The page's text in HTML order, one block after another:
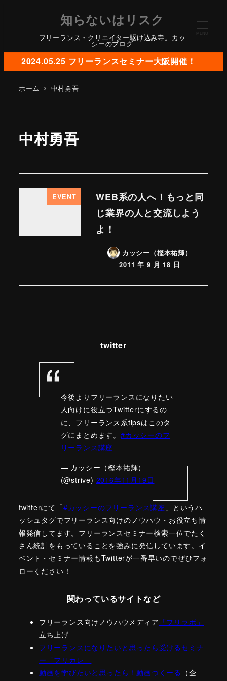
知らないはリスク
フリーランス・クリエイター駆け込み寺。カッ
シーのブログ
MENU
2024.05.25 フリーランスセミナー大阪開催！
ホーム 中村勇吾
中村勇吾
EVENT
WEB系の人へ！もっと同
じ業界の人と交流しよう
よ！
カッシー（樫本祐輝）
2011 年 9 月 18 日
twitter
今後よりフリーランスになりたい
人向けに役立つTwitterにするの
に、フリーランス系tipsはこのタ
グにまとめます。#カッシーのフ
リーランス講座
— カッシー（樫本祐輝）
(@strive) 2016年11月19日
twitterにて「#カッシーのフリーランス講座 」というハ
ッシュタグでフリーランス向けのノウハウ・お役立ち情
報発信してます。フリーランスセミナー検索一位でたく
さん統計をもっていることを強みに発信しています。イ
ベント・セミナー情報もTwitterが一番早いのでぜひフォ
ローください！
関わっているサイトなど
フリーランス向けノウハウメディア 「フリラボ」
立ち上げ
フリーランスになりたいと思ったら受けるセミナ
ー「フリカレ」
動画を学びたいと思ったら！動画つくーる （企